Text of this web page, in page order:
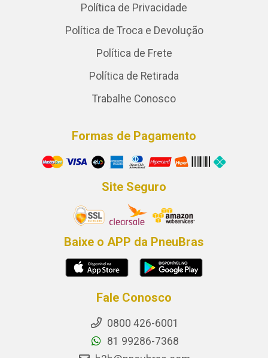
Política de Privacidade
Política de Troca e Devolução
Política de Frete
Política de Retirada
Trabalhe Conosco
Formas de Pagamento
Site Seguro
Baixe o APP da PneuBras
Fale Conosco
0800 426-6001
81 99286-7368